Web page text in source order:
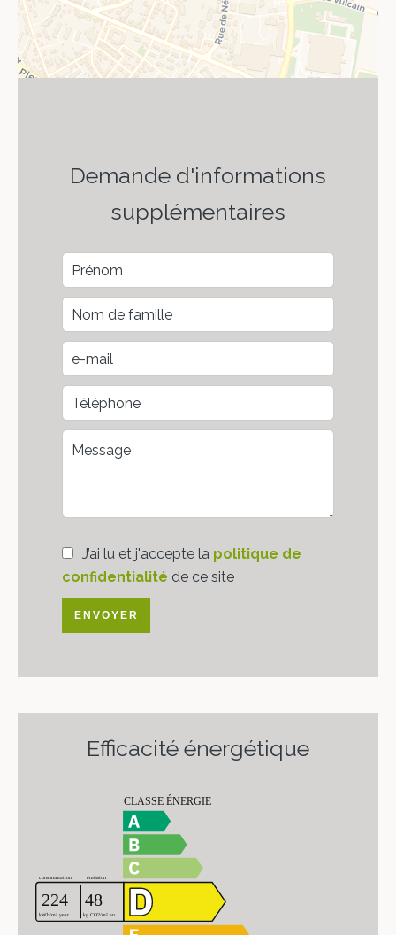
Demande d'informations
supplémentaires
J’ai lu et j'accepte la politique de
confidentialité de ce site
ENVOYER
Efficacité énergétique